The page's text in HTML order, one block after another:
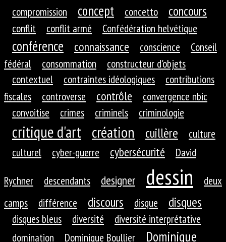
compromission concept concetto concours
conflit conflit armé Confédération helvétique
conférence connaissance conscience
Conseil
fédéral
consommation
constructeur d'objets
contextuel
contraintes idéologiques
contributions
fiscales
controverse contrôle
convergence nbic
convoitise
crimes criminels criminologie
critique d'art création cuillère
culture
culturel
cyber-guerre cybersécurité
David
Rychner
descendants designer dessin
deux
camps
différence discours disque disques
disques bleus diversité
diversité interprétative
domination
Dominique Boullier
Dominique